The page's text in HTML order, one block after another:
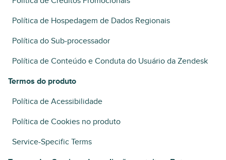
Política de Hospedagem de Dados Regionais
Política do Sub-processador
Política de Conteúdo e Conduta do Usuário da Zendesk
Termos do produto
Política de Acessibilidade
Política de Cookies no produto
Service-Specific Terms